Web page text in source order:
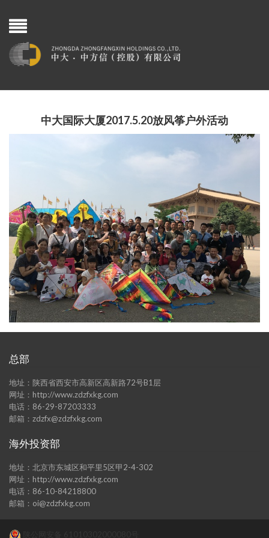
中大国际大厦2017.5.20放风筝户外活动
总部
地址：陕西省西安市高新区高新路72号B1层
网址：http://www.zdzfxkg.com
电话：86-29-87203333
邮箱：zdzfx@zdzfxkg.com
海外投资部
地址：北京市东城区和平里5区甲2-4-302
网址：http://www.zdzfxkg.com
电话：86-10-84218800
邮箱：oi@zdzfxkg.com